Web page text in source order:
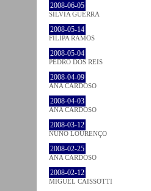
2008-06-05
SÍLVIA GUERRA
2008-05-14
FILIPA RAMOS
2008-05-04
PEDRO DOS REIS
2008-04-09
ANA CARDOSO
2008-04-03
ANA CARDOSO
2008-03-12
NUNO LOURENÇO
2008-02-25
ANA CARDOSO
2008-02-12
MIGUEL CAISSOTTI